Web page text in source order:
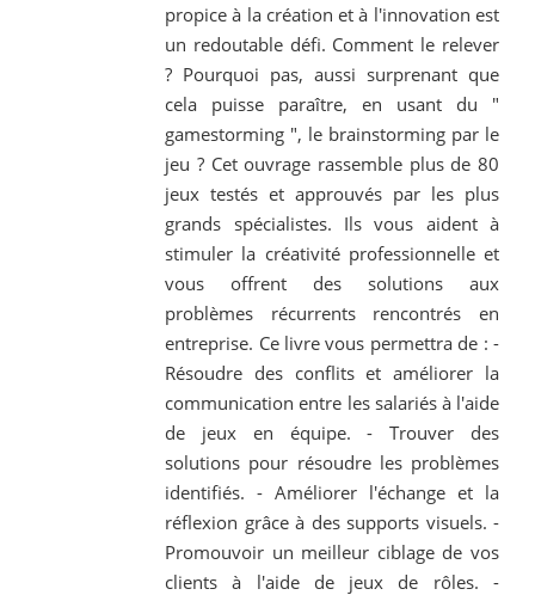
propice à la création et à l'innovation est
un redoutable défi. Comment le relever
? Pourquoi pas, aussi surprenant que
cela puisse paraître, en usant du "
gamestorming ", le brainstorming par le
jeu ? Cet ouvrage rassemble plus de 80
jeux testés et approuvés par les plus
grands spécialistes. Ils vous aident à
stimuler la créativité professionnelle et
vous offrent des solutions aux
problèmes récurrents rencontrés en
entreprise. Ce livre vous permettra de : -
Résoudre des conflits et améliorer la
communication entre les salariés à l'aide
de jeux en équipe. - Trouver des
solutions pour résoudre les problèmes
identifiés. - Améliorer l'échange et la
réflexion grâce à des supports visuels. -
Promouvoir un meilleur ciblage de vos
clients à l'aide de jeux de rôles. -